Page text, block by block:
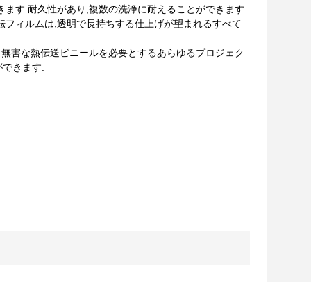
す.耐久性があり,複数の洗浄に耐えることができます.
ィルムは,透明で長持ちする仕上げが望まれるすべて
害な熱伝送ビニールを必要とするあらゆるプロジェク
きます.